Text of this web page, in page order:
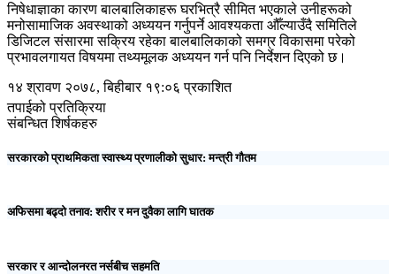
निषेधाज्ञाका कारण बालबालिकाहरू घरभित्रै सीमित भएकाले उनीहरूको
मनोसामाजिक अवस्थाको अध्ययन गर्नुपर्ने आवश्यकता औँल्याउँदै समितिले
डिजिटल संसारमा सक्रिय रहेका बालबालिकाको समग्र विकासमा परेको
प्रभावलगायत विषयमा तथ्यमूलक अध्ययन गर्न पनि निर्देशन दिएको छ।
१४ श्रावण २०७८, बिहीबार १९:०६ प्रकाशित
तपाईको प्रतिक्रिया
संबन्धित शिर्षकहरु
सरकारको प्राथमिकता स्वास्थ्य प्रणालीको सुधार: मन्त्री गौतम
अफिसमा बढ्दो तनाव: शरीर र मन दुवैका लागि घातक
सरकार र आन्दोलनरत नर्सबीच सहमति